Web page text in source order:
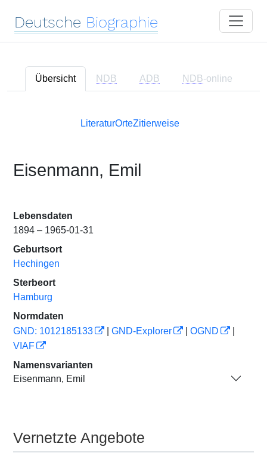
Deutsche Biographie
Übersicht NDB ADB NDB-online
LiteraturOrteZitierweise
Eisenmann, Emil
Lebensdaten
1894 – 1965-01-31
Geburtsort
Hechingen
Sterbeort
Hamburg
Normdaten
GND: 1012185133
GND-Explorer OGND
VIAF
Namensvarianten
Eisenmann, Emil
Vernetzte Angebote